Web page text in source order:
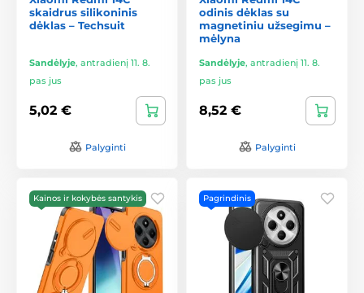
skaidrus silikoninis
dėklas – Techsuit
Sandėlyje, antradienį 11. 8.
pas jus
5,02 €
Palyginti
odinis dėklas su
magnetiniu užsegimu –
mėlyna
Sandėlyje, antradienį 11. 8.
pas jus
8,52 €
Palyginti
Kainos ir kokybės santykis Pagrindinis